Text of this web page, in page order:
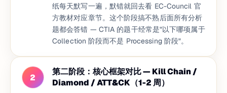
纸每天默写一遍，默错就回去看 EC-Council 官
方教材对应章节。这个阶段搞不熟后面所有分析
题都会答错 — CTIA 的题干经常是"以下哪项属于
Collection 阶段而不是 Processing 阶段"。
2
第二阶段：核心框架对比 — Kill Chain /
Diamond / ATT&CK（1-2 周）